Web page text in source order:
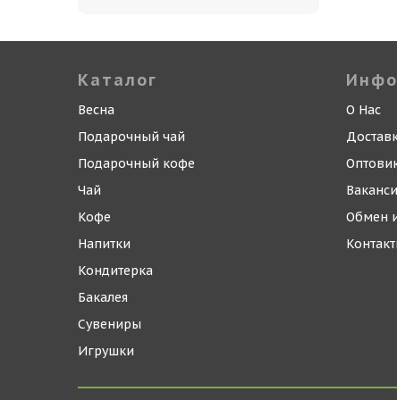
Каталог
Весна
Подарочный чай
Подарочный кофе
Чай
Кофе
Напитки
Кондитерка
Бакалея
Сувениры
Игрушки
О Нас
Обмен